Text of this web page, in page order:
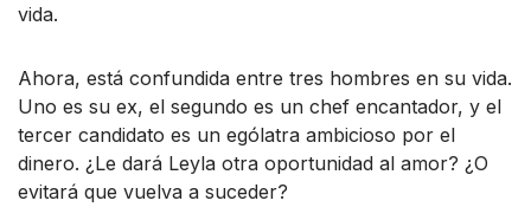
vida.
Ahora, está confundida entre tres hombres en su vida.
Uno es su ex, el segundo es un chef encantador, y el
tercer candidato es un ególatra ambicioso por el
dinero. ¿Le dará Leyla otra oportunidad al amor? ¿O
evitará que vuelva a suceder?